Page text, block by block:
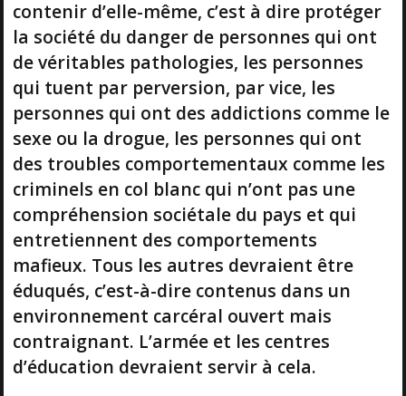
contenir d’elle-même, c’est à dire protéger
la société du danger de personnes qui ont
de véritables pathologies, les personnes
qui tuent par perversion, par vice, les
personnes qui ont des addictions comme le
sexe ou la drogue, les personnes qui ont
des troubles comportementaux comme les
criminels en col blanc qui n’ont pas une
compréhension sociétale du pays et qui
entretiennent des comportements
mafieux. Tous les autres devraient être
éduqués, c’est-à-dire contenus dans un
environnement carcéral ouvert mais
contraignant. L’armée et les centres
d’éducation devraient servir à cela.